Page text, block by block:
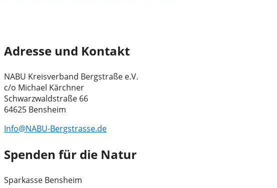
Adresse und Kontakt
NABU Kreisverband Bergstraße e.V.
c/o Michael Kärchner
Schwarzwaldstraße 66
64625 Bensheim
Info@NABU-Bergstrasse.de
Spenden für die Natur
Sparkasse Bensheim